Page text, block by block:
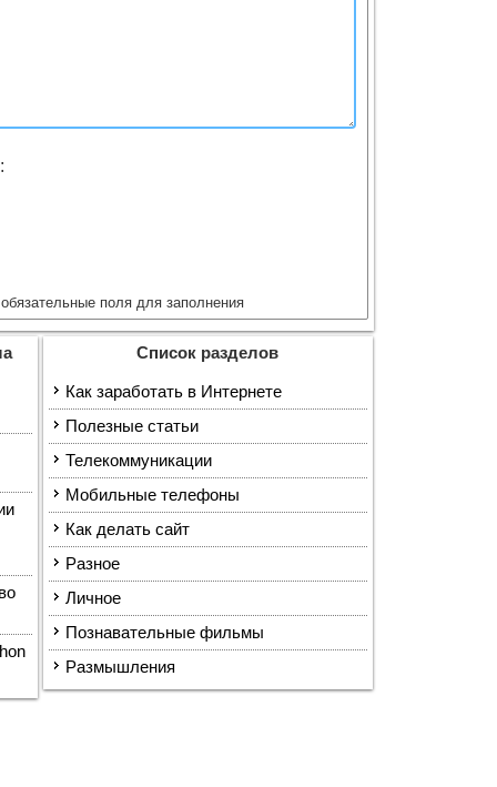
:
поля для заполнения
Список разделов
Как заработать в Интернете
Полезные статьи
Телекоммуникации
Мобильные телефоны
Как делать сайт
Разное
Личное
Познавательные фильмы
Размышления